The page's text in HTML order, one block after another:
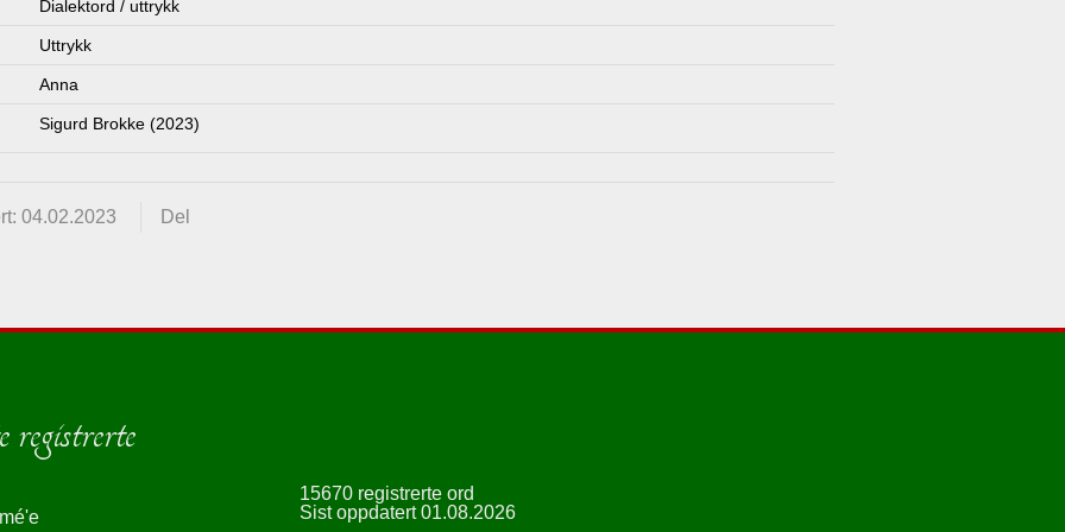
Dialektord / uttrykk
Uttrykk
Anna
Sigurd Brokke (2023)
04.02.2023 Del
registrerte
15670 registrerte ord
Sist oppdatert 01.08.2026